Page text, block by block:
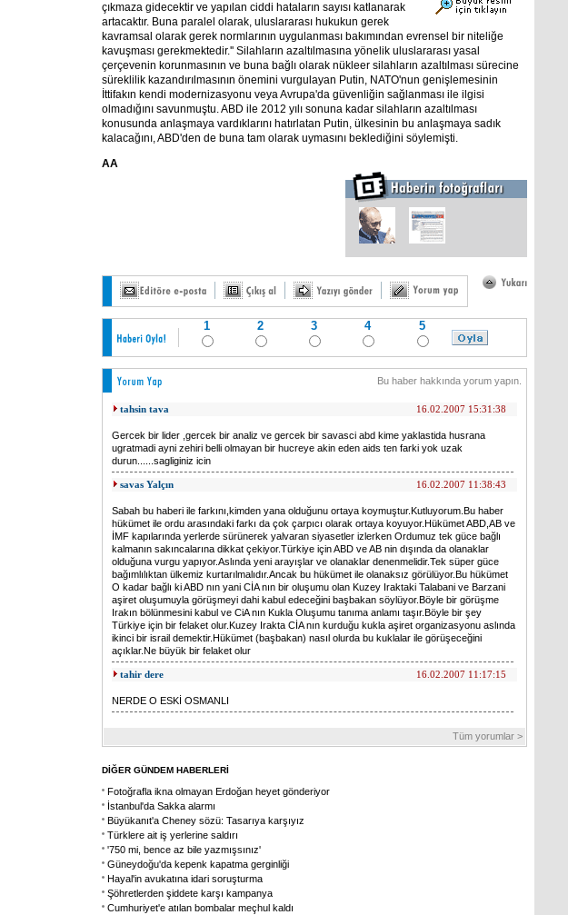
çıkmaza gidecektir ve yapılan ciddi hataların sayısı katlanarak
artacaktır. Buna paralel olarak, uluslararası hukukun gerek
kavramsal olarak gerek normlarının uygulanması bakımından evrensel bir niteliğe
kavuşması gerekmektedir.'' Silahların azaltılmasına yönelik uluslararası yasal
çerçevenin korunmasının ve buna bağlı olarak nükleer silahların azaltılması sürecine
süreklilik kazandırılmasının önemini vurgulayan Putin, NATO'nun genişlemesinin
İttifakın kendi modernizasyonu veya Avrupa'da güvenliğin sağlanması ile ilgisi
olmadığını savunmuştu. ABD ile 2012 yılı sonuna kadar silahların azaltılması
konusunda anlaşmaya vardıklarını hatırlatan Putin, ülkesinin bu anlaşmaya sadık
kalacağını, ABD'den de buna tam olarak uymasını beklediğini söylemişti.
AA
1 2 3 4 5
Bu haber hakkında yorum yapın.
tahsin tava 16.02.2007 15:31:38
Gercek bir lider ,gercek bir analiz ve gercek bir savasci abd kime yaklastida husrana
ugratmadi ayni zehiri belli olmayan bir hucreye akin eden aids ten farki yok uzak
durun......sagliginiz icin
savas Yalçın 16.02.2007 11:38:43
Sabah bu haberi ile farkını,kimden yana olduğunu ortaya koymuştur.Kutluyorum.Bu haber
hükümet ile ordu arasındaki farkı da çok çarpıcı olarak ortaya koyuyor.Hükümet ABD,AB ve
İMF kapılarında yerlerde sürünerek yalvaran siyasetler izlerken Ordumuz tek güce bağlı
kalmanın sakıncalarına dikkat çekiyor.Türkiye için ABD ve AB nin dışında da olanaklar
olduğuna vurgu yapıyor.Aslında yeni arayışlar ve olanaklar denenmelidir.Tek süper güce
bağımlılıktan ülkemiz kurtarılmalıdır.Ancak bu hükümet ile olanaksız görülüyor.Bu hükümet
O kadar bağlı ki ABD nın yani CİA nın bir oluşumu olan Kuzey Iraktaki Talabani ve Barzani
aşiret oluşumuyla görüşmeyi dahi kabul edeceğini başbakan söylüyor.Böyle bir görüşme
Irakın bölünmesini kabul ve CiA nın Kukla Oluşumu tanıma anlamı taşır.Böyle bir şey
Türkiye için bir felaket olur.Kuzey Irakta CİA nın kurduğu kukla aşiret organizasyonu aslında
ikinci bir israil demektir.Hükümet (başbakan) nasıl olurda bu kuklalar ile görüşeceğini
açıklar.Ne büyük bir felaket olur
tahir dere 16.02.2007 11:17:15
NERDE O ESKİ OSMANLI
Tüm yorumlar >
DİĞER GÜNDEM HABERLERİ
Fotoğrafla ikna olmayan Erdoğan heyet gönderiyor
İstanbul'da Sakka alarmı
Büyükanıt'a Cheney sözü: Tasarıya karşıyız
Türklere ait iş yerlerine saldırı
'750 mi, bence az bile yazmışsınız'
Güneydoğu'da kepenk kapatma gerginliği
Hayal'in avukatına idari soruşturma
Şöhretlerden şiddete karşı kampanya
Cumhuriyet'e atılan bombalar meçhul kaldı